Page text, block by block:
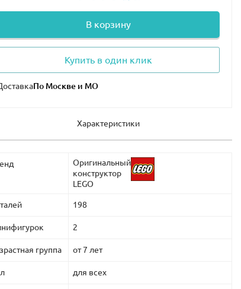
В корзину
Купить в один клик
Характеристики
Оригинальный
конструктор
LEGO
198
2
группа от 7 лет
для всех